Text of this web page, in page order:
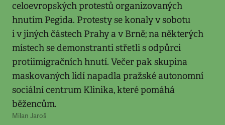
celoevropských protestů organizovaných
hnutím Pegida. Protesty se konaly v sobotu
i v jiných částech Prahy a v Brně; na některých
místech se demonstranti střetli s odpůrci
protiimigračních hnutí. Večer pak skupina
maskovaných lidí napadla pražské autonomní
sociální centrum Klinika, které pomáhá
běžencům.
Milan Jaroš